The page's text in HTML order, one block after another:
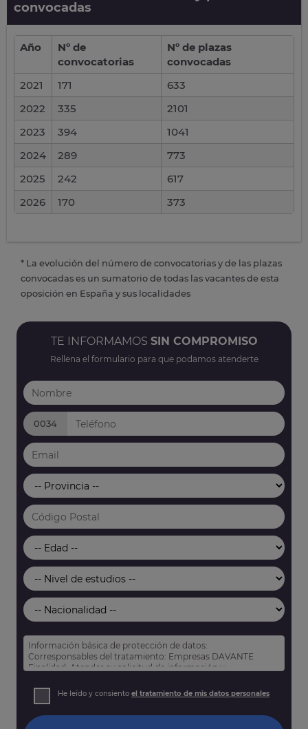
convocadas
Año
Nº de
convocatorias
Nº de plazas
convocadas
2021
171
633
2022
335
2101
2023
394
1041
2024
289
773
2025
242
617
2026
170 373
* La evolución del número de convocatorias y de las plazas
convocadas es un sumatorio de todas las vacantes de esta
oposición en España y sus localidades
TE INFORMAMOS SIN COMPROMISO
Rellena el formulario para que podamos atenderte
0034
Información básica de protección de datos:
Corresponsables del tratamiento: Empresas DAVANTE
Finalidad: Atender su solicitud de información y
Derechos: Puede acceder, rectificar y suprimir sus datos,
así como otros derechos tal y como se explica en nuestra
He leído y consiento el tratamiento de mis datos personales